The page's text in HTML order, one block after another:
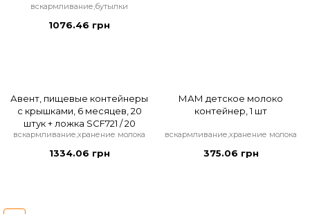
вскармливание,бутылки
1076.46 грн
Авент, пищевые контейнеры
с крышками, 6 месяцев, 20
штук + ложка SCF721 / 20
вскармливание,хранение молока
1334.06 грн
МАМ детское молоко
контейнер, 1 шт
вскармливание,хранение молока
375.06 грн